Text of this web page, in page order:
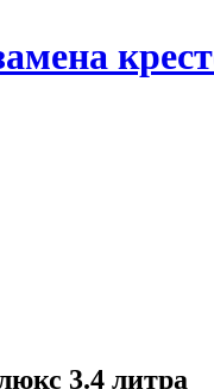
3.4 литра